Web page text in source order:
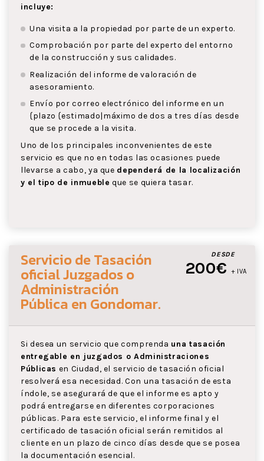
incluye:
Una visita a la propiedad por parte de un experto.
Comprobación por parte del experto del entorno
de la construcción y sus calidades.
Realización del informe de valoración de
asesoramiento.
Envío por correo electrónico del informe en un
{plazo {estimado|máximo de dos a tres días desde
que se procede a la visita.
Uno de los principales inconvenientes de este
servicio es que no en todas las ocasiones puede
llevarse a cabo, ya que dependerá de la localización
y el tipo de inmueble que se quiera tasar.
DESDE
200€ + IVA
Servicio de Tasación
oficial Juzgados o
Administración
Pública en Gondomar.
Si desea un servicio que comprenda una tasación
entregable en juzgados o Administraciones
Públicas en Ciudad, el servicio de tasación oficial
resolverá esa necesidad. Con una tasación de esta
índole, se asegurará de que el informe es apto y
podrá entregarse en diferentes corporaciones
públicas. Para este servicio, el informe final y el
certificado de tasación oficial serán remitidos al
cliente en un plazo de cinco días desde que se posea
la documentación esencial.